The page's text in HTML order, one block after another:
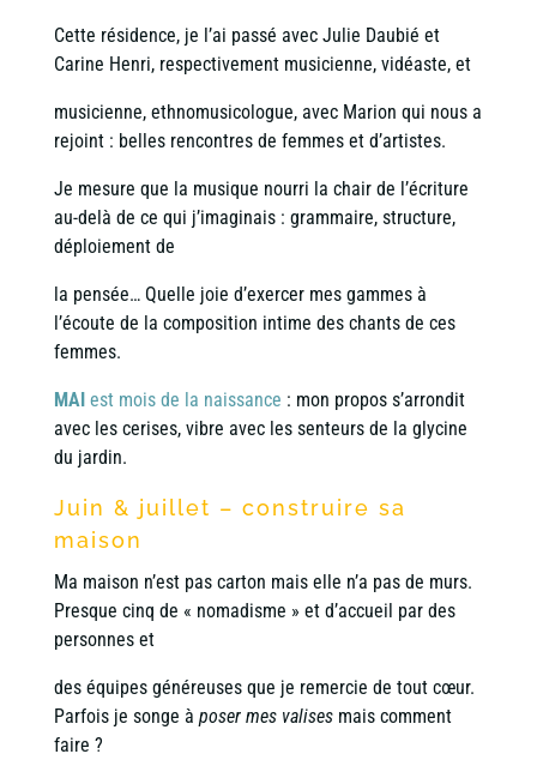
Cette résidence, je l’ai passé avec Julie Daubié et
Carine Henri, respectivement musicienne, vidéaste, et
musicienne, ethnomusicologue, avec Marion qui nous a
rejoint : belles rencontres de femmes et d’artistes.
Je mesure que la musique nourri la chair de l’écriture
au-delà de ce qui j’imaginais : grammaire, structure,
déploiement de
la pensée… Quelle joie d’exercer mes gammes à
l’écoute de la composition intime des chants de ces
femmes.
MAIest mois de la naissance : mon propos s’arrondit
avec les cerises, vibre avec les senteurs de la glycine
du jardin.
Juin & juillet – construire sa
maison
Ma maison n’est pas carton mais elle n’a pas de murs.
Presque cinq de « nomadisme » et d’accueil par des
personnes et
des équipes généreuses que je remercie de tout cœur.
Parfois je songe à poser mes valisesmais comment
faire ?